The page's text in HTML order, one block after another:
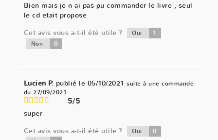
Bien mais je n ai pas pu commander le livre , seul
le cd etait propose
Cet avis vous a-t-il été utile ?
Oui 1
Non 0
Lucien P. publié le 05/10/2021 suite à une commande
du 27/09/2021
5/5
super
Cet avis vous a-t-il été utile ?
Oui 0